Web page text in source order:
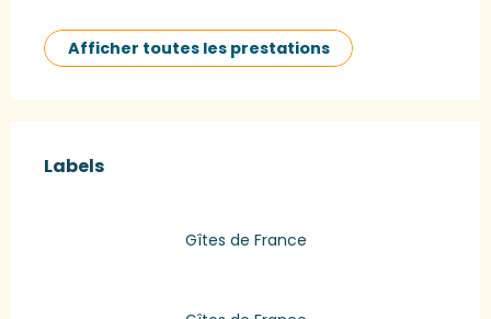
Afficher toutes les prestations
Labels
Labels
Gîtes de France